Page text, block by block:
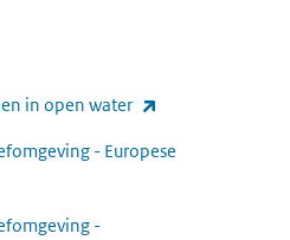
in open water
- Europese
-